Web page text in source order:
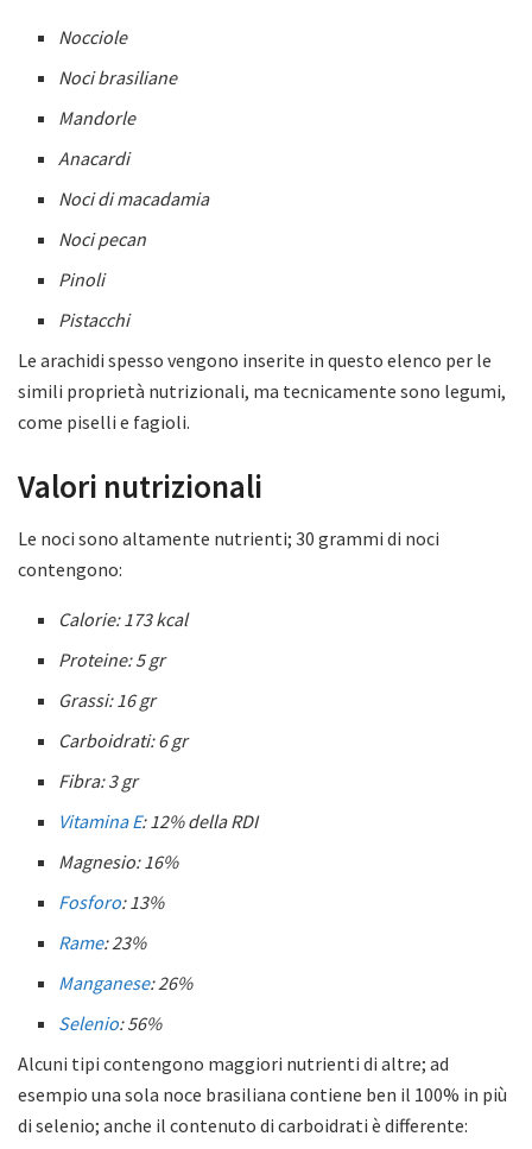
Nocciole
Noci brasiliane
Mandorle
Anacardi
Noci di macadamia
Noci pecan
Pinoli
Pistacchi
Le arachidi spesso vengono inserite in questo elenco per le
simili proprietà nutrizionali, ma tecnicamente sono legumi,
come piselli e fagioli.
Valori nutrizionali
Le noci sono altamente nutrienti; 30 grammi di noci
contengono:
Calorie: 173 kcal
Proteine: 5 gr
Grassi: 16 gr
Carboidrati: 6 gr
Fibra: 3 gr
Vitamina E: 12% della RDI
Magnesio: 16%
Fosforo: 13%
Rame: 23%
Manganese: 26%
Selenio: 56%
Alcuni tipi contengono maggiori nutrienti di altre; ad
esempio una sola noce brasiliana contiene ben il 100% in più
di selenio; anche il contenuto di carboidrati è differente: